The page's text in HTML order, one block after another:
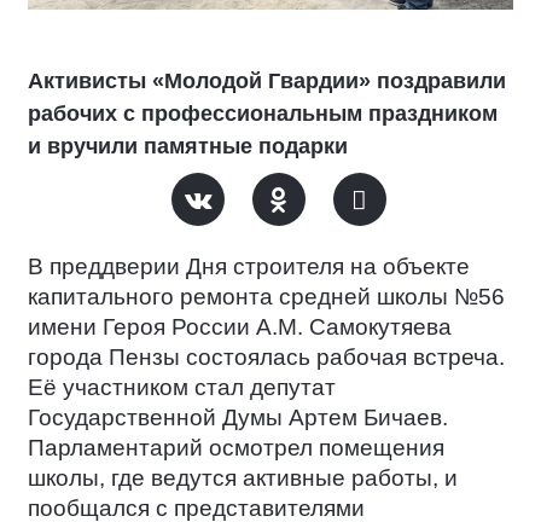
Активисты «Молодой Гвардии» поздравили
рабочих с профессиональным праздником
и вручили памятные подарки
В преддверии Дня строителя на объекте
капитального ремонта средней школы №56
имени Героя России А.М. Самокутяева
города Пензы состоялась рабочая встреча.
Её участником стал депутат
Государственной Думы Артем Бичаев.
Парламентарий осмотрел помещения
школы, где ведутся активные работы, и
пообщался с представителями